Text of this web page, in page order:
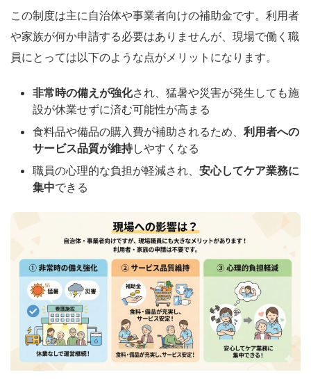
この制度は主に自治体や事業者向けの補助金です。利用者
や家族が何か申請する必要はありませんが、現場で働く職
員にとっては以下のような点がメリットになります。
非常時の備えが強化され、猛暑や災害が発生しても施
設が休業せずに済む可能性が高まる
食料品や備品の購入費が補助されるため、 利用者への
サービス品質が維持しやすくなる
職員の心理的な負担が軽減され、 安心してケア業務に
集中できる